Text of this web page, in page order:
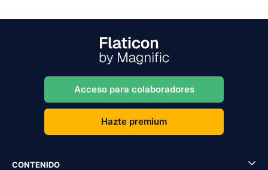
Acceso para colaboradores
Hazte premium
CONTENIDO